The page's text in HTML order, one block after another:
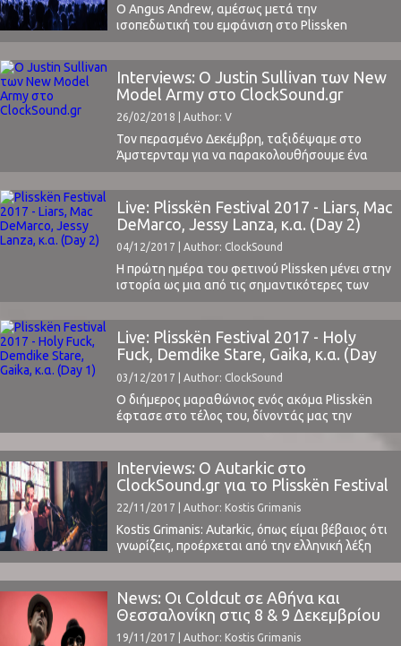
Ο Angus Andrew, αμέσως μετά την
ισοπεδωτική του εμφάνιση στο Plissken
Festival 2017 με τους Liars, έδωσε μια
απολαυστική συνέντευξη στον συντάκτη του
ClockSound Αλέξη Καραχάλιο. Οι ερωτήσεις
διαμορφώθηκαν σε συνεργασία με την Anna
Lefka. Διαβάστε τι μας είπε: Alexis Karahalios: Το
Plissken θεωρείται ένα από τα κορυφαία
εναλλακτικά χειμερινά φεστιβάλ της ...
Interviews: Ο Justin Sullivan των New
Model Army στο ClockSound.gr
26/02/2018 | Author: V
Τον περασμένο Δεκέμβρη, ταξιδέψαμε στο
Άμστερνταμ για να παρακολουθήσουμε ένα
από τα 5 συνολικά «εορταστικά» live που
αποφάσισαν να κάνουν οι New Model Army. Μία
μοναδική εμπειρία, με τους ίδιους να βρίσκονται
στη σκηνή για 3 ώρες, παίζοντας κομμάτια από
όλη την καριέρα τους. Κομμάτια που δεν έχουν
ακουστεί ζωντανά ...
Live: Plisskën Festival 2017 - Liars, Mac
DeMarco, Jessy Lanza, κ.α. (Day 2)
04/12/2017 | Author: ClockSound
Η πρώτη ημέρα του φετινού Plissken μένει στην
ιστορία ως μια από τις σημαντικότερες των
τελευταίων χρόνων στη χώρα μας σε επίπεδο
φεστιβάλ.Ήταν σε τέτοιο σημείο ο πήχης που
θα ήταν αδύνατο και η 2η να κινηθεί στο ίδιο
επίπεδο, κατάφερε όμως να μας παραδώσει το
πιο σημαντικό live του 2-μέρου ...
Live: Plisskën Festival 2017 - Holy
Fuck, Demdike Stare, Gaika, κ.α. (Day
1)
03/12/2017 | Author: ClockSound
Ο διήμερος μαραθώνιος ενός ακόμα Plisskën
έφτασε στο τέλος του, δίνοντάς μας την
εντύπωση ότι χρόνο με τον χρόνο ωριμάζει και
διορθώνει τις όποιες αδυναμίες του. Δεν είναι
τυχαίο άλλωστε, ότι είναι το κορυφαίο
χειμερινό φεστιβάλ της χώρας μας και ένα από
τα καλύτερα στην Ευρώπη, μπαίνοντας για
ακόμα μία ...
Interviews: Ο Autarkic στο
ClockSound.gr για το Plisskën Festival
22/11/2017 | Author: Kostis Grimanis
Kostis Grimanis: Autarkic, όπως είμαι βέβαιος ότι
γνωρίζεις, προέρχεται από την ελληνική λέξη
αυτάρκεια, ανεξαρτησία. Πώς προέκυψε το
όνομά σου και θα έλεγες ότι είναι σχετικό με τη
μουσική που κάνεις ή την προσωπικότητα και
το χαρακτήρα σου, ή είναι απλά μια λέξη της
οποίας το νόημα και ο ήχος σου ...
News: Οι Coldcut σε Αθήνα και
Θεσσαλονίκη στις 8 & 9 Δεκεμβρίου
19/11/2017 | Author: Kostis Grimanis